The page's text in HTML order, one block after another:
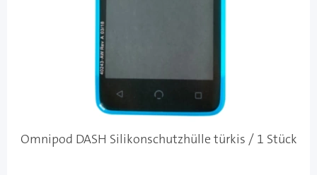
Omnipod DASH Silikonschutzhülle türkis / 1 Stück